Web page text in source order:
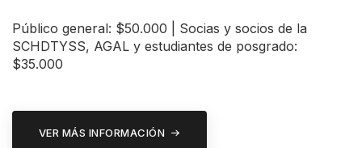
Público general: $50.000 | Socias y socios de la
SCHDTYSS, AGAL y estudiantes de posgrado:
$35.000
VER MÁS INFORMACIÓN